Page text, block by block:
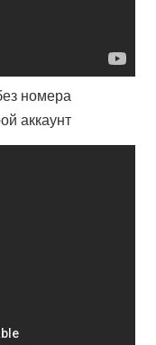
номера
аккаунт